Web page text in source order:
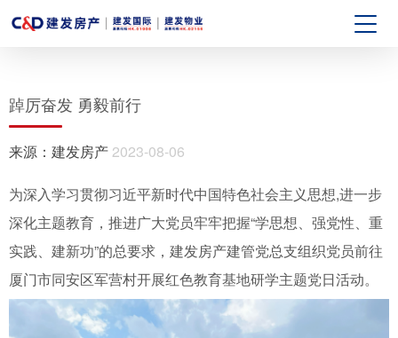
踔厉奋发 勇毅前行
来源： 建发房产 2023-08-06
为深入学习贯彻习近平新时代中国特色社会主义思想,进一步
深化主题教育，推进广大党员牢牢把握“学思想、强党性、重
实践、建新功”的总要求，建发房产建管党总支组织党员前往
厦门市同安区军营村开展红色教育基地研学主题党日活动。